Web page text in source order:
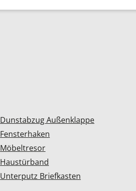
Dunstabzug Außenklappe
Fensterhaken
Möbeltresor
Haustürband
Unterputz Briefkasten